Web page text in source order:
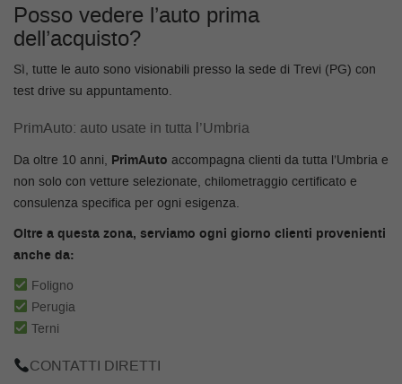
Posso vedere l’auto prima
dell’acquisto?
Sì, tutte le auto sono visionabili presso la sede di Trevi (PG) con
test drive su appuntamento.
PrimAuto: auto usate in tutta l’Umbria
Da oltre 10 anni, PrimAuto accompagna clienti da tutta l’Umbria e
non solo con vetture selezionate, chilometraggio certificato e
consulenza specifica per ogni esigenza.
Oltre a questa zona, serviamo ogni giorno clienti provenienti
anche da:
Foligno
Perugia
Terni
CONTATTI DIRETTI